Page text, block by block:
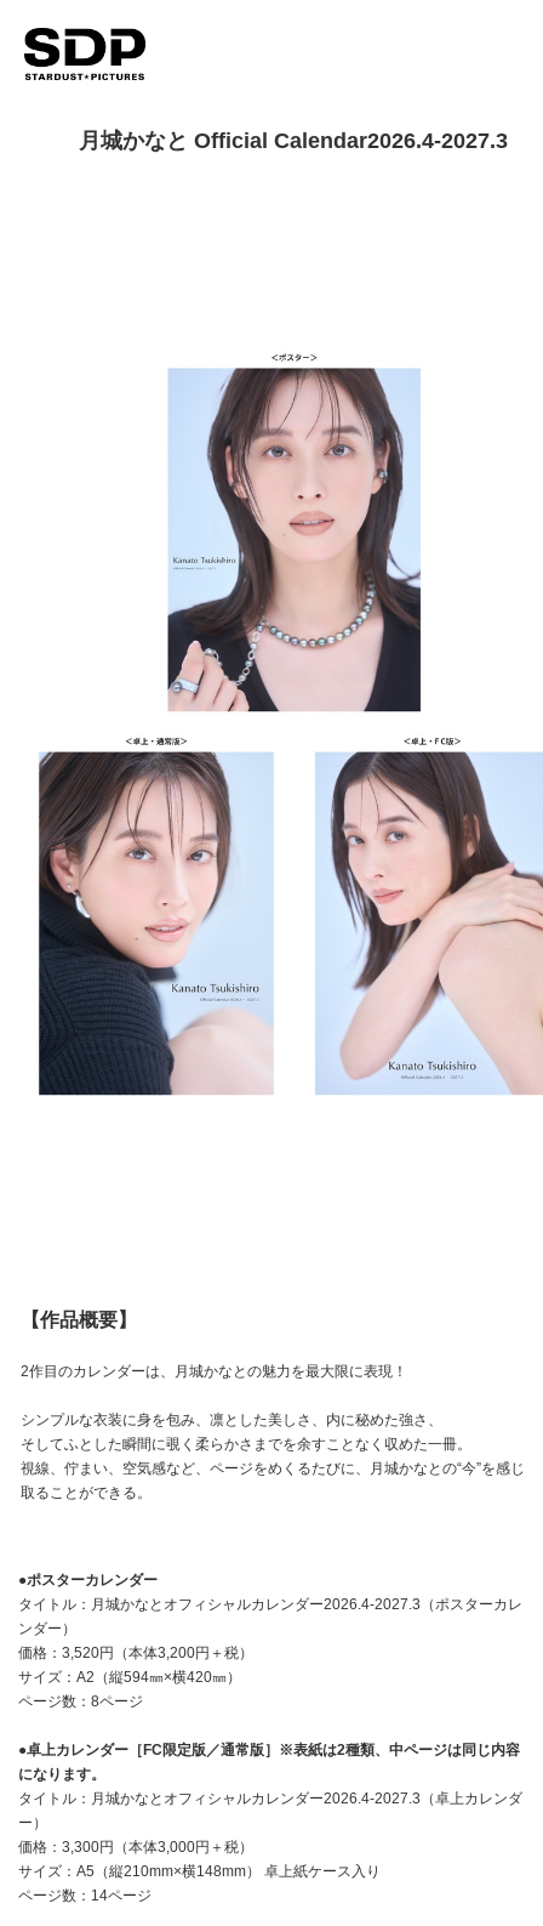
月城かなと Official Calendar2026.4-2027.3
【作品概要】
2作目のカレンダーは、月城かなとの魅力を最大限に表現！
シンプルな衣装に身を包み、凛とした美しさ、内に秘めた強さ、
そしてふとした瞬間に覗く柔らかさまでを余すことなく収めた一冊。
視線、佇まい、空気感など、ページをめくるたびに、月城かなとの“今”を感じ
取ることができる。
●ポスターカレンダー
タイトル：月城かなとオフィシャルカレンダー2026.4-2027.3（ポスターカレ
ンダー）
価格：3,520円（本体3,200円＋税）
サイズ：A2（縦594㎜×横420㎜）
ページ数：8ページ
●卓上カレンダー［FC限定版／通常版］※表紙は2種類、中ページは同じ内容
になります。
タイトル：月城かなとオフィシャルカレンダー2026.4-2027.3（卓上カレンダ
ー）
価格：3,300円（本体3,000円＋税）
サイズ：A5（縦210mm×横148mm） 卓上紙ケース入り
ページ数：14ページ